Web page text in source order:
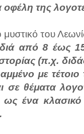
της
του
από 8 έως
(π.χ.
με
θέματα
ως ένα